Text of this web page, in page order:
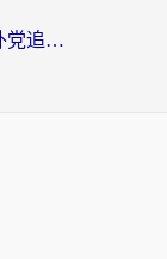
国外能看中央电视台吗现在？海外党追剧看央视的实用指南